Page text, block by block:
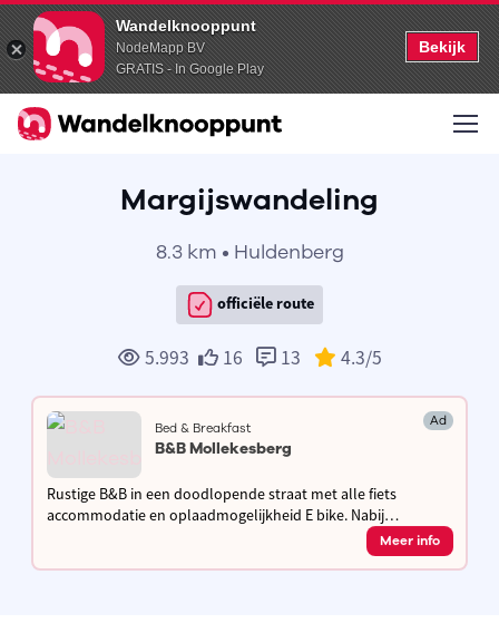
Wandelknooppunt
NodeMapp BV
GRATIS - In Google Play
Bekijk
Margijswandeling
8.3 km • Huldenberg
officiële route
5.993 16 13 4.3/5
Bed & Breakfast Ad
B&B Mollekesberg
Rustige B&B in een doodlopende straat met alle fiets
accommodatie en oplaadmogelijkheid E bike. Nabij
Meer info